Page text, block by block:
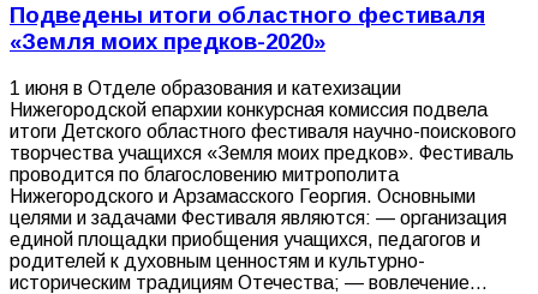
Подведены итоги областного фестиваля
«Земля моих предков-2020»
1 июня в Отделе образования и катехизации
Нижегородской епархии конкурсная комиссия подвела
итоги Детского областного фестиваля научно-поискового
творчества учащихся «Земля моих предков». Фестиваль
проводится по благословению митрополита
Нижегородского и Арзамасского Георгия. Основными
целями и задачами Фестиваля являются: — организация
единой площадки приобщения учащихся, педагогов и
родителей к духовным ценностям и культурно-
историческим традициям Отечества; — вовлечение…